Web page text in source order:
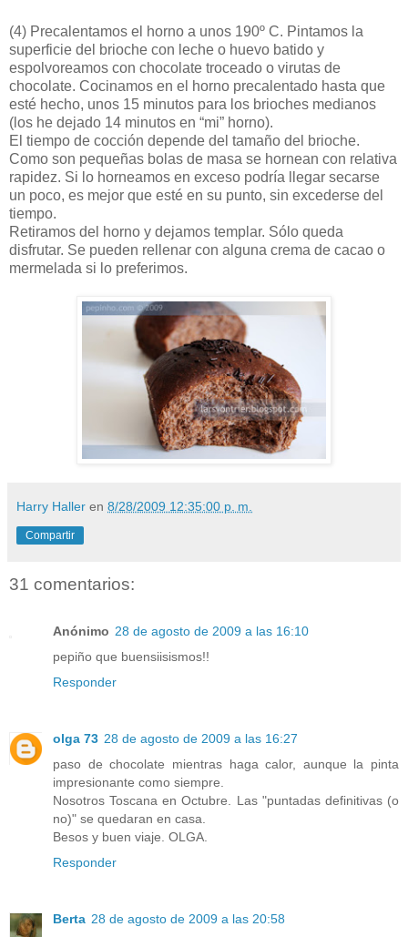
(4) Precalentamos el horno a unos 190º C. Pintamos la
superficie del brioche con leche o huevo batido y
espolvoreamos con chocolate troceado o virutas de
chocolate. Cocinamos en el horno precalentado hasta que
esté hecho, unos 15 minutos para los brioches medianos
(los he dejado 14 minutos en “mi” horno).
El tiempo de cocción depende del tamaño del brioche.
Como son pequeñas bolas de masa se hornean con relativa
rapidez. Si lo horneamos en exceso podría llegar secarse
un poco, es mejor que esté en su punto, sin excederse del
tiempo.
Retiramos del horno y dejamos templar. Sólo queda
disfrutar. Se pueden rellenar con alguna crema de cacao o
mermelada si lo preferimos.
Harry Haller en 8/28/2009 12:35:00 p. m.
Compartir
31 comentarios:
Anónimo 28 de agosto de 2009 a las 16:10
pepiño que buensiisismos!!
Responder
olga 73 28 de agosto de 2009 a las 16:27
paso de chocolate mientras haga calor, aunque la pinta
impresionante como siempre.
Nosotros Toscana en Octubre. Las "puntadas definitivas (o
no)" se quedaran en casa.
Besos y buen viaje. OLGA.
Responder
Berta 28 de agosto de 2009 a las 20:58